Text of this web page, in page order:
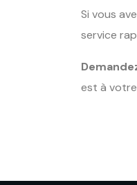
Si vous
service
est à